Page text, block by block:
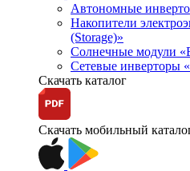
Автономные
Накопители
(Storage)»
Солнечные модули
Сетевые инверторы
Скачать каталог
Скачать мобильный